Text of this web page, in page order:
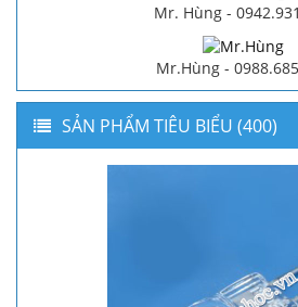
Mr. Hùng -
Mr.Hùng -
SẢN PHẨM TIÊU BIỂU (400)